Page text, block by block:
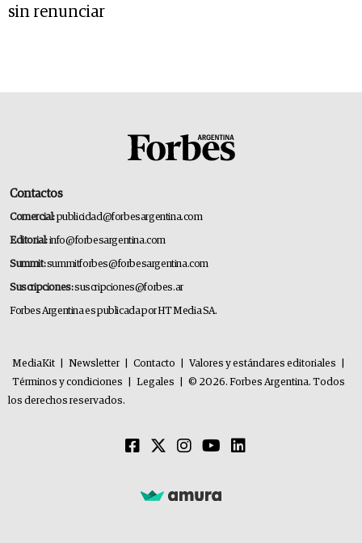
sin renunciar
Contactos
Comercial:publicidad@forbesargentina.com
Editorial:info@forbesargentina.com
Summit:summitforbes@forbesargentina.com
Suscripciones:suscripciones@forbes.ar
Forbes Argentina es publicada por HT Media SA.
MediaKit Newsletter Contacto Valores y estándares editoriales
Términos y condiciones
Legales
© 2026. Forbes Argentina. Todos
los derechos reservados.